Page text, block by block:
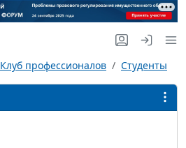
Клуб профессионалов Студенты